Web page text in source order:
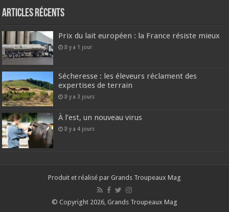
Articles récents
Prix du lait européen : la France résiste mieux
Il y a 1 jour
Sécheresse : les éleveurs réclament des
expertises de terrain
Il y a 3 jours
À l’est, un nouveau virus
Il y a 4 jours
Produit et réalisé par Grands Troupeaux Mag
© Copyright 2026, Grands Troupeaux Mag